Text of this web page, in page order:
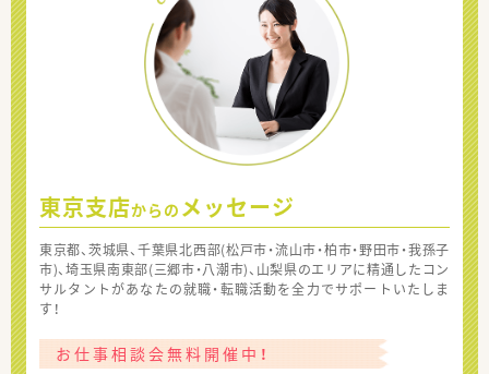
東京支店からの メッセージ
東京都、茨城県、千葉県北西部(松戸市・流山市・柏市・野田市・我孫子
市)、埼玉県南東部(三郷市・八潮市)、山梨県のエリアに精通したコン
サルタントがあなたの就職・転職活動を全力でサポートいたしま
す！
お仕事相談会無料開催中！